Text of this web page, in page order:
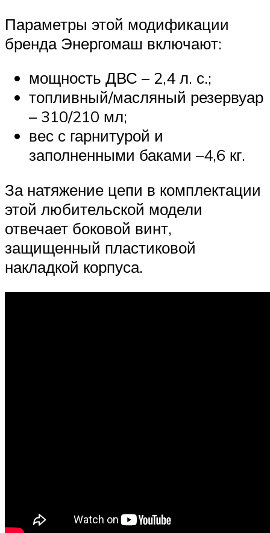
Параметры этой модификации
бренда Энергомаш включают:
мощность ДВС – 2,4 л. с.;
топливный/масляный резервуар
– 310/210 мл;
вес с гарнитурой и
заполненными баками –4,6 кг.
За натяжение цепи в комплектации
этой любительской модели
отвечает боковой винт,
защищенный пластиковой
накладкой корпуса.